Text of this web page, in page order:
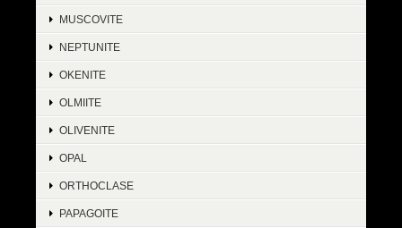
MUSCOVITE
NEPTUNITE
OKENITE
OLMIITE
OLIVENITE
OPAL
ORTHOCLASE
PAPAGOITE